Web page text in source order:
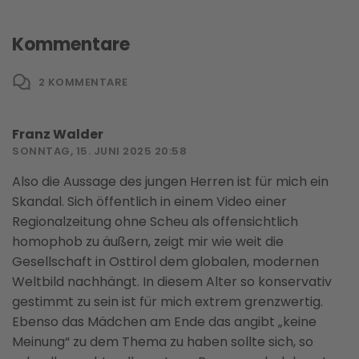
Kommentare
2 KOMMENTARE
Franz Walder
SONNTAG, 15. JUNI 2025 20:58
Also die Aussage des jungen Herren ist für mich ein
Skandal. Sich öffentlich in einem Video einer
Regionalzeitung ohne Scheu als offensichtlich
homophob zu äußern, zeigt mir wie weit die
Gesellschaft in Osttirol dem globalen, modernen
Weltbild nachhängt. In diesem Alter so konservativ
gestimmt zu sein ist für mich extrem grenzwertig.
Ebenso das Mädchen am Ende das angibt „keine
Meinung“ zu dem Thema zu haben sollte sich, so